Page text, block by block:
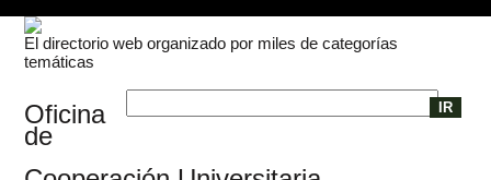
El directorio web organizado por miles de categorías
temáticas
Oficina
de